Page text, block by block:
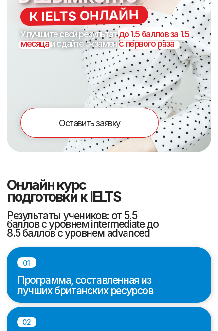
Оставить заявку
подготовки к IELTS
Результаты учеников: от 5.5
баллов с уровнем intermediate до
8.5 баллов c уровнем advanced
Программа, составленная из
лучших британских ресурсов
IELTS – инструкторы с собственным
баллом 8.5 и 8.0
01
Занятия проходят на онлайн
платформе с преподавателем
10 эссе в части Writing и практика
Speaking с разбором ошибок и
обратной связь от инструктора
Полный курс – 15 уроков
Занятия от 2 до 5 раз в
неделю по 90 минут